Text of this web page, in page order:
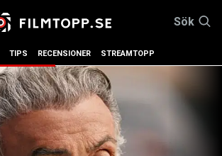
Sök
TIPS RECENSIONER STREAMTOPP